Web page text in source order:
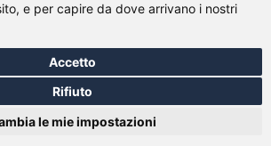
e per capire da dove arrivano i nostri
Accetto
Rifiuto
le mie impostazioni